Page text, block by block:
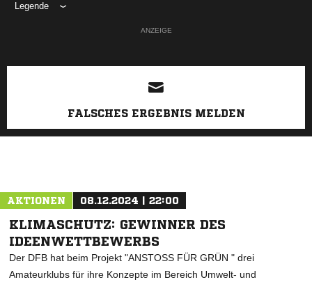
Legende
ANZEIGE
FALSCHES ERGEBNIS MELDEN
AKTIONEN 08.12.2024 | 22:00
KLIMASCHUTZ: GEWINNER DES
IDEENWETTBEWERBS
Der DFB hat beim Projekt "ANSTOSS FÜR GRÜN " drei
Amateurklubs für ihre Konzepte im Bereich Umwelt- und